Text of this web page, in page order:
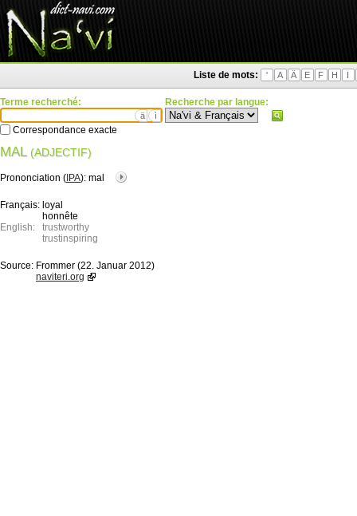
Liste de mots: ' A Ä E F H I
Terme recherché:
ä ì
Correspondance exacte
Recherche par langue:
MAL (ADJECTIF)
Prononciation ( IPA): mal
Français: loyal
honnête
English:
trustworthy
trustinspiring
Source: Frommer (22. Januar 2012)
naviteri.org